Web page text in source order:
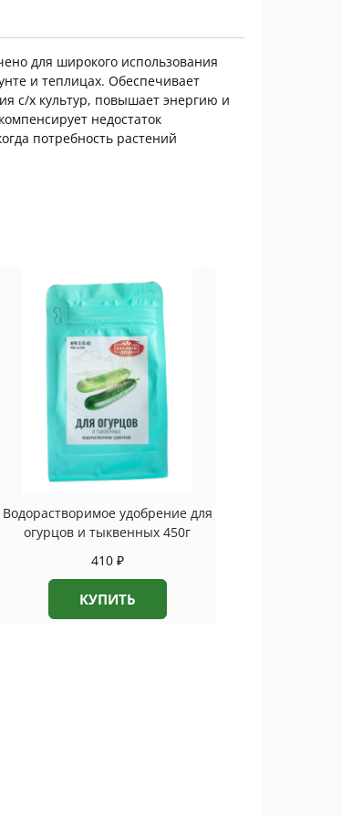
для широкого использования
и теплицах. Обеспечивает
с/х культур, повышает энергию и
недостаток
потребность растений
Водорастворимое удобрение для
огурцов и тыквенных 450г
410 ₽
КУПИТЬ